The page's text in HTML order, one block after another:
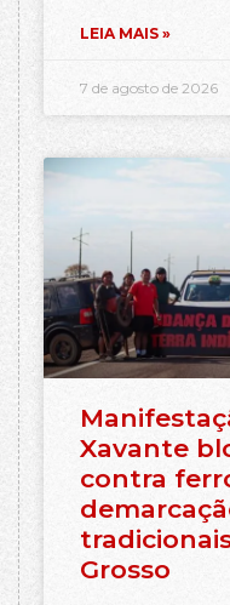
LEIA MAIS »
7 de agosto de 2026
Xavante
contra
Grosso